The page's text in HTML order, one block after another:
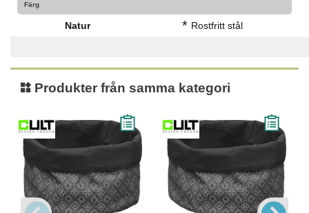
Färg
Natur * Rostfritt stål
Produkter från samma kategori